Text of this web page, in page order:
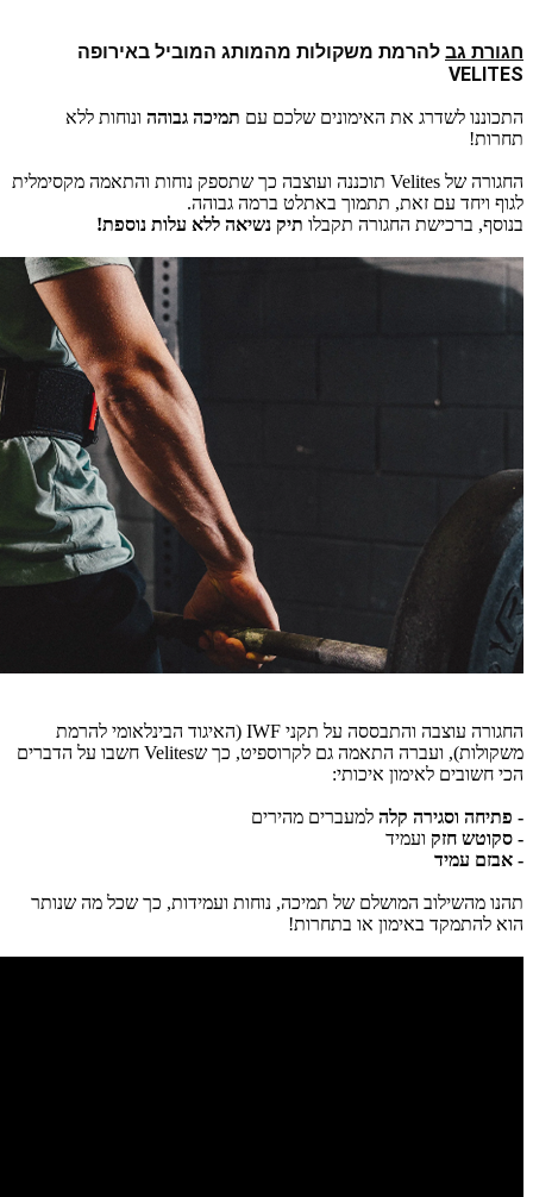
חגורת גב
VELITES
התכוננו לשדרג את האימונים שלכם עם תמיכה גבוהה ונוחות ללא
תחרות!
החגורה של Velites תוכננה ועוצבה כך שתספק נוחות והתאמה מקסימלית
לגוף ויחד עם זאת, תתמוך באתלט ברמה גבוהה.
בנוסף, ברכישת החגורה תקבלו תיק נשיאה ללא עלות נוספת!
החגורה עוצבה והתבססה על תקני IWF (האיגוד הבינלאומי להרמת
משקולות), ועברה התאמה גם לקרוספיט, כך שVelites חשבו על הדברים
הכי חשובים לאימון איכותי:
- פתיחה וסגירה קלה למעברים מהירים
- סקוטש חזק ועמיד
- אבזם עמיד
תהנו מהשילוב המושלם של תמיכה, נוחות ועמידות, כך שכל מה שנותר
הוא להתמקד באימון או בתחרות!